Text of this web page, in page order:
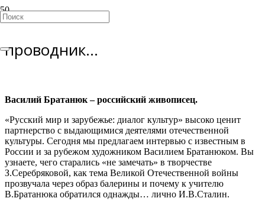
Учитель — не поводырь, но
проводник…
Василий Братанюк – российский живописец.
«Русский мир и зарубежье: диалог культур» высоко ценит
партнерство с выдающимися деятелями отечественной
культуры. Сегодня мы предлагаем интервью с известным в
России и за рубежом художником Василием Братанюком. Вы
узнаете, чего старались «не замечать» в творчестве
З.Серебряковой, как тема Великой Отечественной войны
прозвучала через образ балерины и почему к учителю
В.Братанюка обратился однажды… лично И.В.Сталин.